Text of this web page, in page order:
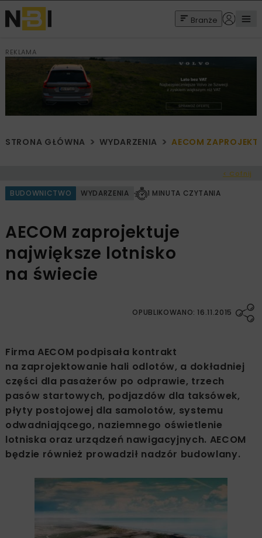
Branże
REKLAMA
STRONA GŁÓWNA WYDARZENIA AECOM
< Cofnij
BUDOWNICTWO WYDARZENIA 1 MINUTA CZYTANIA
AECOM zaprojektuje
największe lotnisko
na świecie
OPUBLIKOWANO: 16.11.2015
Firma AECOM podpisała kontrakt
na zaprojektowanie hali odlotów, a dokładniej
części dla pasażerów po odprawie, trzech
pasów startowych, podjazdów dla taksówek,
płyty postojowej dla samolotów, systemu
odwadniającego, naziemnego oświetlenie
lotniska oraz urządzeń nawigacyjnych. AECOM
będzie również prowadził nadzór budowlany.